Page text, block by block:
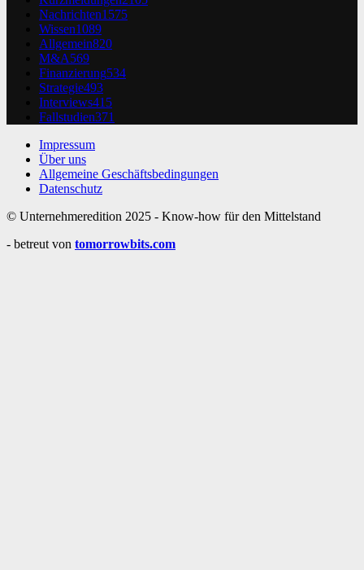
Nachrichten1575
Wissen1089
Allgemein820
M&A569
Finanzierung534
Strategie493
Interviews415
Fallstudien371
Impressum
Über uns
Allgemeine Geschäftsbedingungen
Datenschutz
© Unternehmeredition 2025 - Know-how für den Mittelstand
- betreut von tomorrowbits.com